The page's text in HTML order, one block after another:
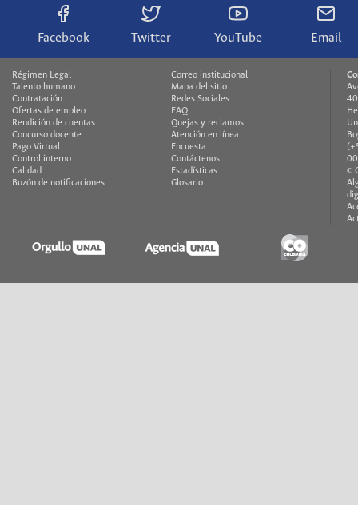
Facebook Twitter YouTube Email
Régimen Legal
Talento humano
Contratación
Ofertas de empleo
Rendición de cuentas
Concurso docente
Pago Virtual
Control interno
Calidad
Buzón de notificaciones
Correo institucional
Mapa del sitio
Redes Sociales
FAQ
Quejas y reclamos
Atención en línea
Encuesta
Contáctenos
Estadísticas
Glosario
©